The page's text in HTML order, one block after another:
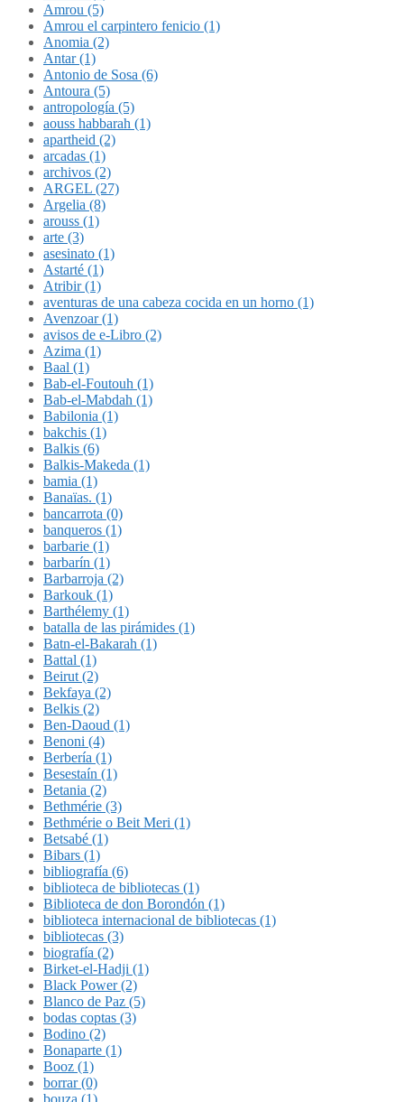
Amrou (5)
Amrou el carpintero fenicio (1)
Anomia (2)
Antar (1)
Antonio de Sosa (6)
Antoura (5)
antropología (5)
aouss habbarah (1)
apartheid (2)
arcadas (1)
archivos (2)
ARGEL (27)
Argelia (8)
arouss (1)
arte (3)
asesinato (1)
Astarté (1)
Atribir (1)
aventuras de una cabeza cocida en un horno (1)
Avenzoar (1)
avisos de e-Libro (2)
Azima (1)
Baal (1)
Bab-el-Foutouh (1)
Bab-el-Mabdah (1)
Babilonia (1)
bakchis (1)
Balkis (6)
Balkis-Makeda (1)
bamia (1)
Banaïas. (1)
bancarrota (0)
banqueros (1)
barbarie (1)
barbarín (1)
Barbarroja (2)
Barkouk (1)
Barthélemy (1)
batalla de las pirámides (1)
Batn-el-Bakarah (1)
Battal (1)
Beirut (2)
Bekfaya (2)
Belkis (2)
Ben-Daoud (1)
Benoni (4)
Berbería (1)
Besestaín (1)
Betania (2)
Bethmérie (3)
Bethmérie o Beit Meri (1)
Betsabé (1)
Bibars (1)
bibliografía (6)
biblioteca de bibliotecas (1)
Biblioteca de don Borondón (1)
biblioteca internacional de bibliotecas (1)
bibliotecas (3)
biografía (2)
Birket-el-Hadji (1)
Black Power (2)
Blanco de Paz (5)
bodas coptas (3)
Bodino (2)
Bonaparte (1)
Booz (1)
borrar (0)
bouza (1)